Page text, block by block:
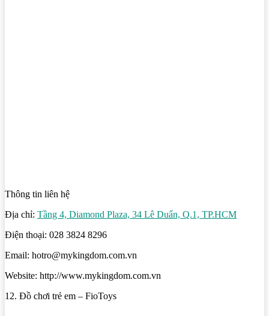
Thông tin liên hệ
Địa chỉ: Tầng 4, Diamond Plaza, 34 Lê Duẩn, Q.1, TP.HCM
Điện thoại: 028 3824 8296
Email: hotro@mykingdom.com.vn
Website: http://www.mykingdom.com.vn
12. Đồ chơi trẻ em – FioToys